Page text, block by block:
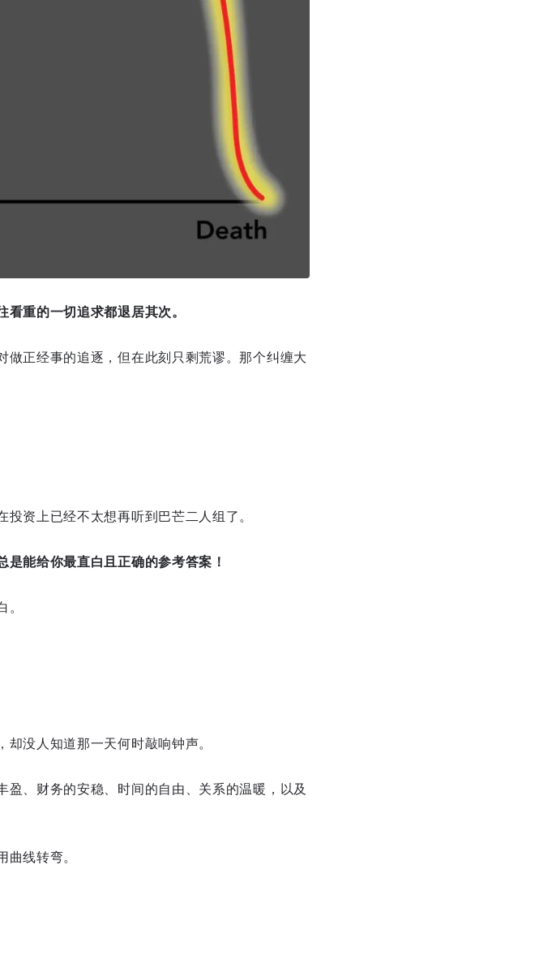
看重的一切追求都退居其次。
正经事的追逐，但在此刻只剩荒谬。那个纠缠大
资上已经不太想再听到巴芒二人组了。
是能给你最直白且正确的参考答案！
。
没人知道那一天何时敲响钟声。
、财务的安稳、时间的自由、关系的温暖，以及
线转弯。